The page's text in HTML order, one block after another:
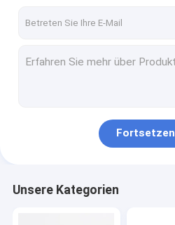
Fortsetzen
Unsere Kategorien